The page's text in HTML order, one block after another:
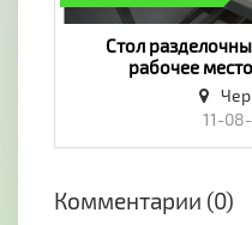
Стол
рабочее
11-
Комментарии (0)